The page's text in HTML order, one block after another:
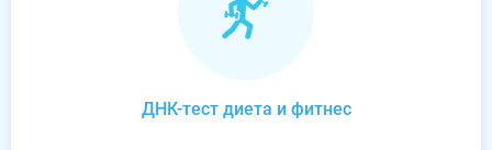
ДНК-тест диета и фитнес